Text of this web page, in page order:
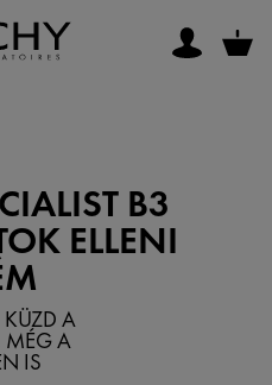
B3
ELLENI
A
MÉG A
IS